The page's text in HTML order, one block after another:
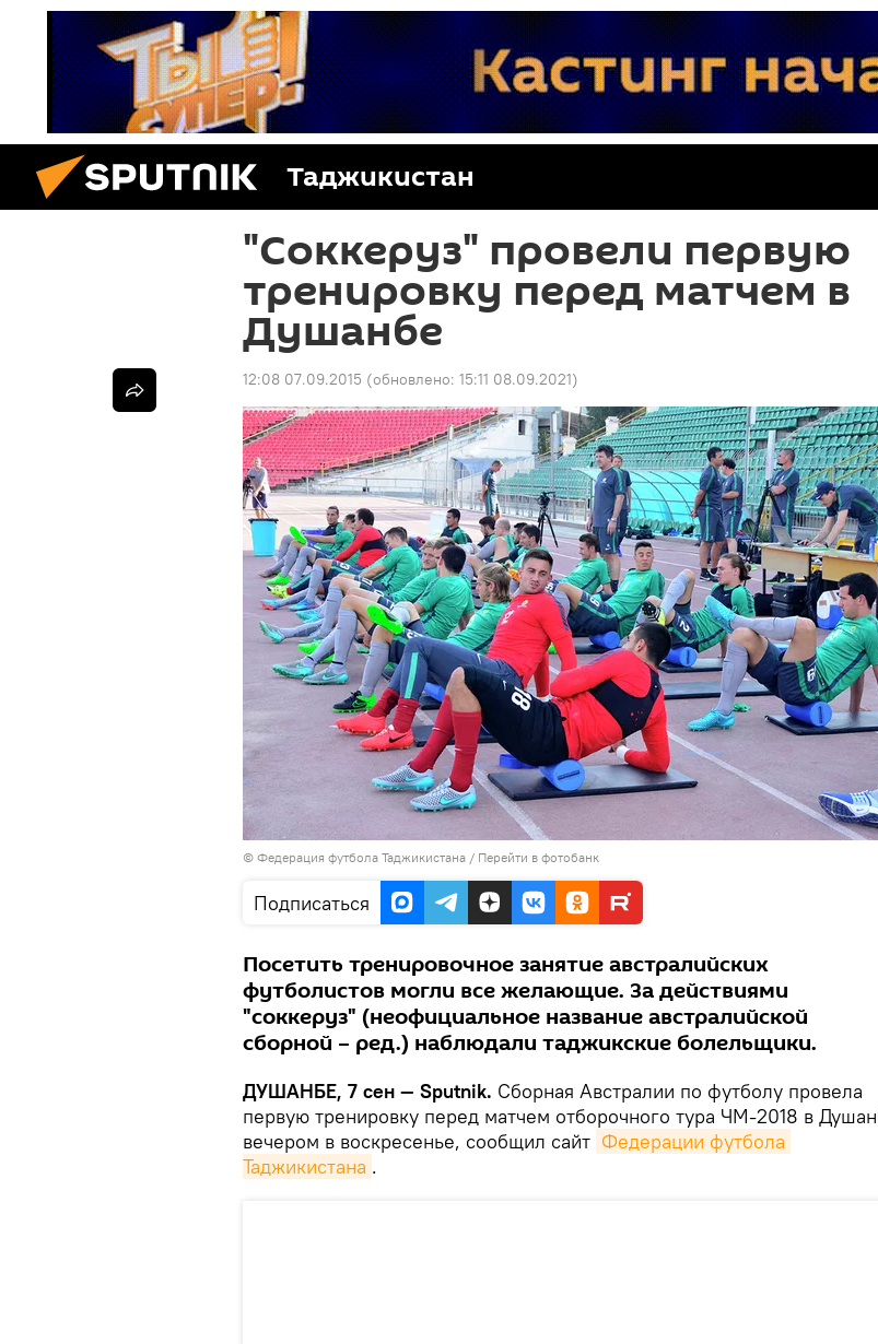
Таджикистан
"Соккеруз" провели первую
тренировку перед матчем в
Душанбе
12:08 07.09.2015 (обновлено: 15:11 08.09.2021)
© Федерация футбола Таджикистана / Перейти в фотобанк
Подписаться
Посетить тренировочное занятие австралийских
футболистов могли все желающие. За действиями
"соккеруз" (неофициальное название австралийской
сборной – ред.) наблюдали таджикские болельщики.
ДУШАНБЕ, 7 сен — Sputnik. Сборная Австралии по футболу провела
первую тренировку перед матчем отборочного тура ЧМ-2018 в
вечером в воскресенье, сообщил сайт Федерации футбола
Таджикистана .